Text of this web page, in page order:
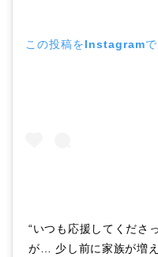
この投稿をInstagramで
“いつも応援してくださ
が… 少し前に家族が増